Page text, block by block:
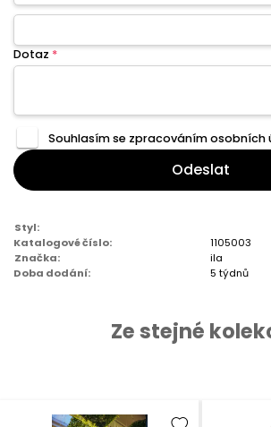
Dotaz *
Souhlasím se zpracovánímosobních
Odeslat
Styl:
Katalogové číslo:
1105003
Značka:
ila
Doba dodání:
5 týdnů
Ze stejné